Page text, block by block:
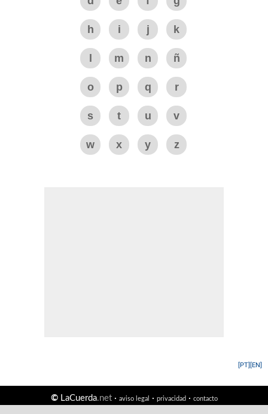
h i j k
m n ñ
o p q r
s t u v
w x y z
[EN]
[PT]
©LaCuerda.net· aviso legal · privacidad· contacto